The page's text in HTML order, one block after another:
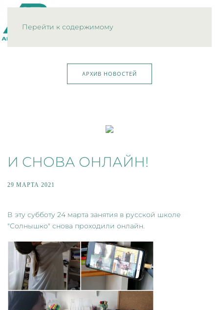
Перейти к содержимому
АРХИВ НОВОСТЕЙ
И СНОВА ОНЛАЙН!
29 МАРТА 2021
В эту субботу 24 марта занятия в русской школе
"Солнышко" снова проходили онлайн.